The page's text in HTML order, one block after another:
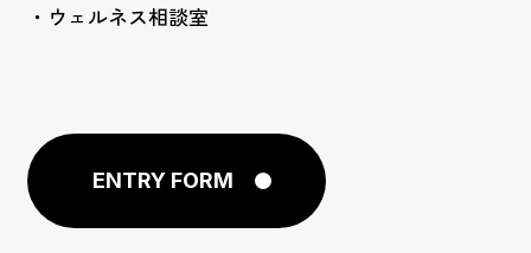
ENTRY FORM
・ウェルネス相談室